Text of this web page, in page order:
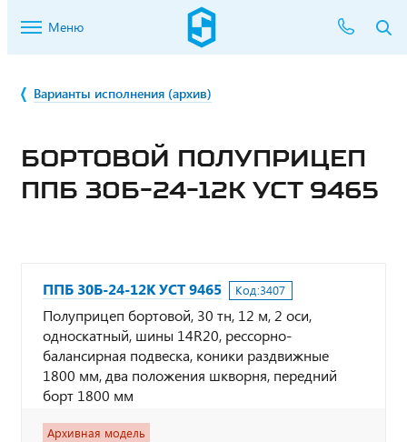
Меню
Варианты исполнения (архив)
БОРТОВОЙ ПОЛУПРИЦЕП
ППБ 30Б-24-12К УСТ 9465
ППБ 30Б-24-12К УСТ 9465 Код:3407
Полуприцеп бортовой, 30 тн, 12 м, 2 оси,
односкатный, шины 14R20, рессорно-
балансирная подвеска, коники раздвижные
1800 мм, два положения шкворня, передний
борт 1800 мм
Архивная модель